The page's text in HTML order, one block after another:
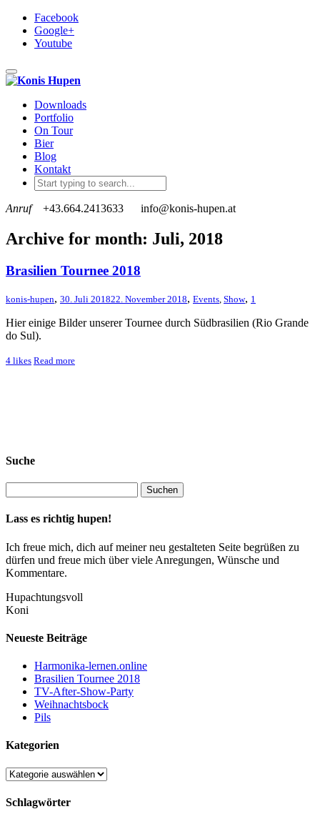
Facebook
Google+
Youtube
Toggle navigation
Downloads
Portfolio
On Tour
Bier
Blog
Kontakt
Anruf +43.664.2413633 info@konis-hupen.at
Archive for month: Juli, 2018
Brasilien Tournee 2018
konis-hupen, 30. Juli 201822. November 2018, Events Show, 1
Hier einige Bilder unserer Tournee durch Südbrasilien (Rio Grande
do Sul).
4 likes Read more
Suche
Lass es richtig hupen!
Ich freue mich, dich auf meiner neu gestalteten Seite begrüßen zu
dürfen und freue mich über viele Anregungen, Wünsche und
Kommentare.
Hupachtungsvoll
Koni
Neueste Beiträge
Harmonika-lernen.online
Brasilien Tournee 2018
TV-After-Show-Party
Weihnachtsbock
Pils
Kategorien
Kategorien
Schlagwörter